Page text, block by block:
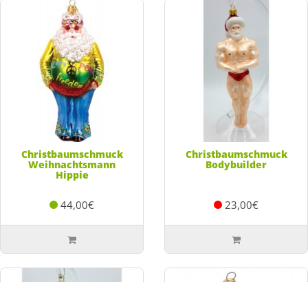
Christbaumschmuck
Weihnachtsmann
Hippie
44,00€
Christbaumschmuck
Bodybuilder
23,00€